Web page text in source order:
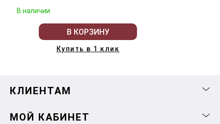
В наличии
В КОРЗИНУ
Купить в 1 клик
КЛИЕНТАМ
МОЙ КАБИНЕТ